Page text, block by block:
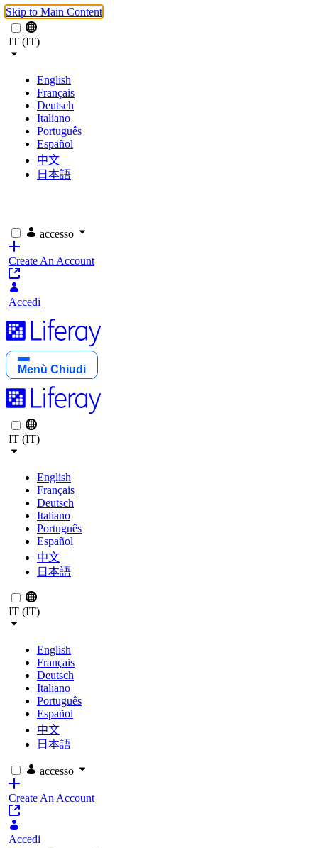
Skip to Main Content
IT (IT)
English
Français
Deutsch
Italiano
Português
Español
中文
日本語
accesso
Create An Account
Accedi
Menù Chiudi
IT (IT)
English
Français
Deutsch
Italiano
Português
Español
中文
日本語
IT (IT)
English
Français
Deutsch
Italiano
Português
Español
中文
日本語
accesso
Create An Account
Accedi